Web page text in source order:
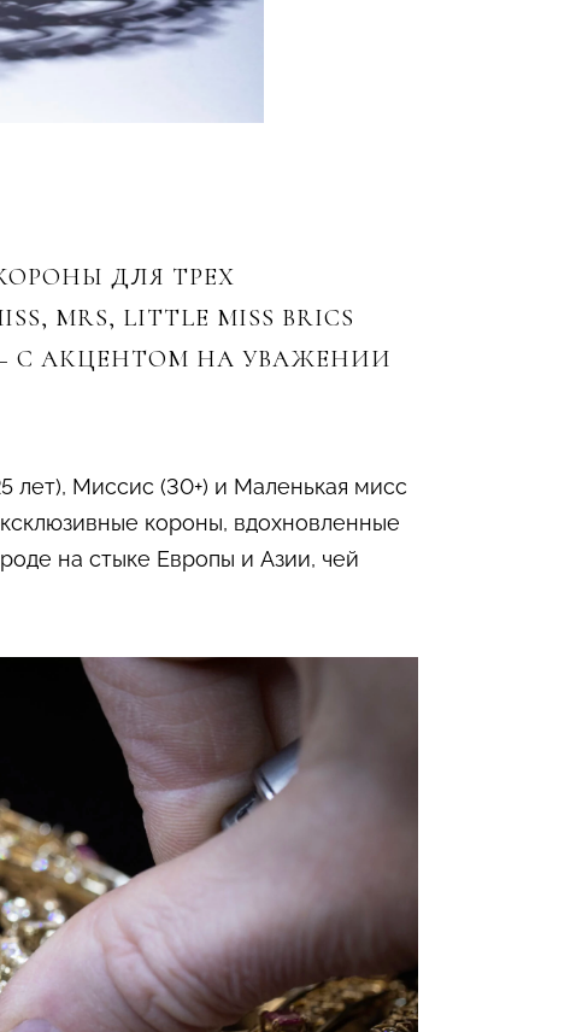
ДЛЯ ТРЕХ
LITTLE MISS BRICS
— С АКЦЕНТОМ НА УВАЖЕНИИ
лет), Миссис (30+) и Маленькая мисс
короны, вдохновленные
на стыке Европы и Азии, чей